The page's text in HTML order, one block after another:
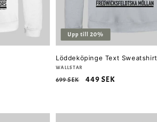
Upp till 20%
Löddeköpinge Text Sweatshirt
Säljare:
WALLSTAR
Ordinarie
699 SEK Försäljningspris
449 SEK